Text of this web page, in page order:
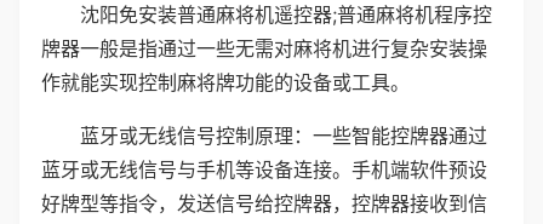
沈阳免安装普通麻将机遥控器;普通麻将机程序控
牌器一般是指通过一些无需对麻将机进行复杂安装操
作就能实现控制麻将牌功能的设备或工具。
蓝牙或无线信号控制原理：一些智能控牌器通过
蓝牙或无线信号与手机等设备连接。手机端软件预设
好牌型等指令，发送信号给控牌器，控牌器接收到信